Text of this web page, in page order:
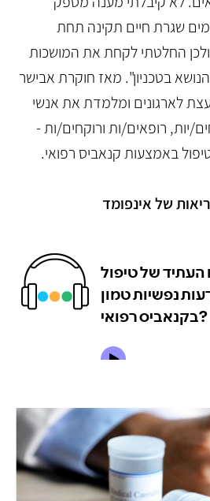
שגרת חיים תקינה תחת
החלטתי לקחת את המושכות
בטכניון". מאז חוקרת אבישר
לארגונים ומלמדת את אנשי
יות, רופאים/ות ורוקחים/ות -
באמצעות קנאביס רפואי.
של אינפומד